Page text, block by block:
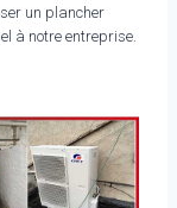
un plancher
à notre entreprise.